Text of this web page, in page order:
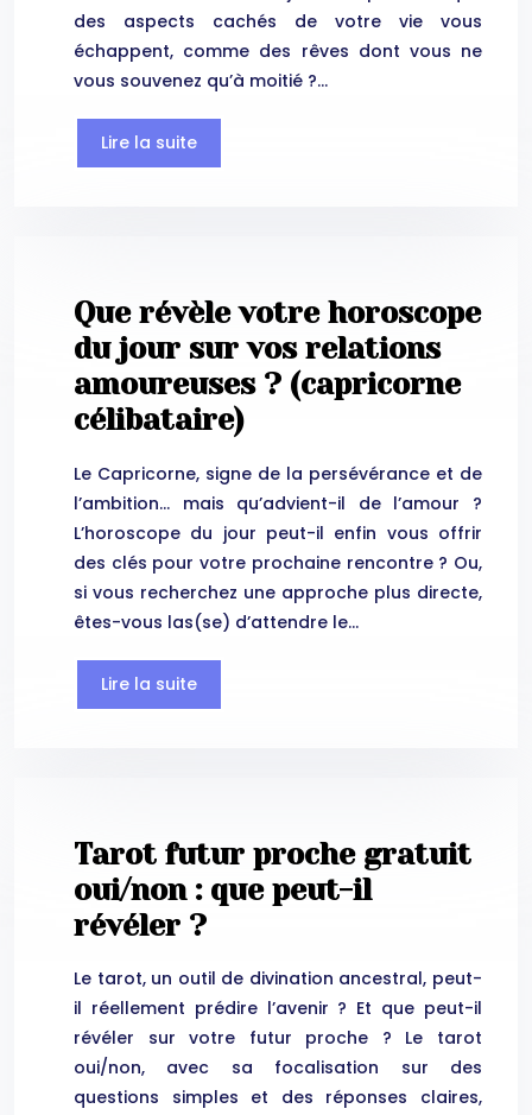
des aspects cachés de votre vie vous
échappent, comme des rêves dont vous ne
vous souvenez qu’à moitié ?…
Lire la suite
Que révèle votre horoscope
du jour sur vos relations
amoureuses ? (capricorne
célibataire)
Le Capricorne, signe de la persévérance et de
l’ambition… mais qu’advient-il de l’amour ?
L’horoscope du jour peut-il enfin vous offrir
des clés pour votre prochaine rencontre ? Ou,
si vous recherchez une approche plus directe,
êtes-vous las(se) d’attendre le…
Lire la suite
Tarot futur proche gratuit
oui/non : que peut-il
révéler ?
Le tarot, un outil de divination ancestral, peut-
il réellement prédire l’avenir ? Et que peut-il
révéler sur votre futur proche ? Le tarot
oui/non, avec sa focalisation sur des
questions simples et des réponses claires,